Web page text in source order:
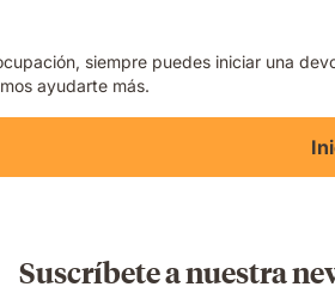
siempre puedes iniciar una
ayudarte más.
Suscríbete a nuestra